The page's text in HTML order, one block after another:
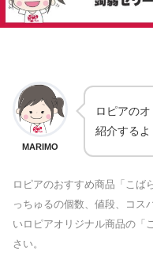
MARIMO
ロピアの
紹介するよ
ロピアのおすすめ商品「こば
っちゅるの個数、値段、コス
いロピアオリジナル商品の「
さい。